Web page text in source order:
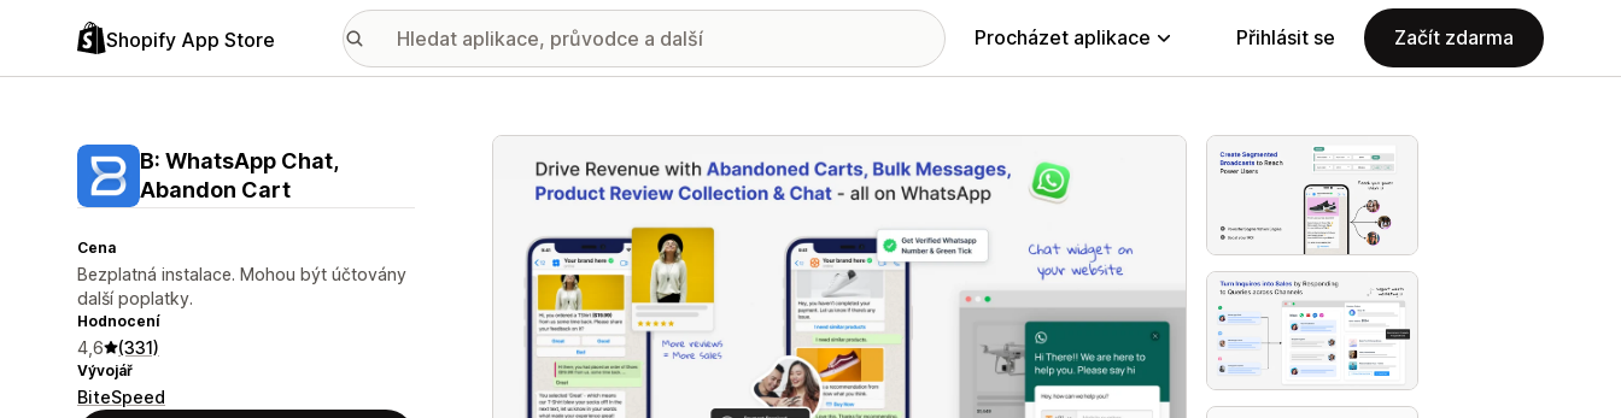
Shopify App Store Procházet aplikace Přihlásit se Začít zdarma
B: WhatsApp Chat,
Abandon Cart
Cena
Bezplatná instalace. Mohou být účtovány
další poplatky.
Hodnocení
4,6 (331)
Vývojář
BiteSpeed
Galerie propagovaných obrázků